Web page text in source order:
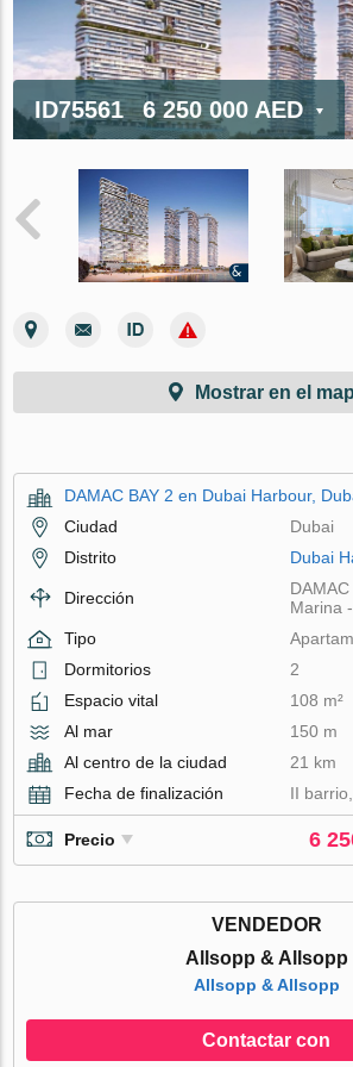
ID75561 6 250 000 AED
Mostrar en el
DAMAC BAY 2 en Dubai Harbour,
Ciudad
Dubai
Distrito
Dubai
Dirección
Marina
Tipo
Dormitorios
2
Espacio vital
108 m²
Al mar
150 m
Al centro de la ciudad
21 km
Fecha de finalización
II
Precio 6
VENDEDOR
Allsopp & Allsopp
Allsopp & Allsopp
Contactar con